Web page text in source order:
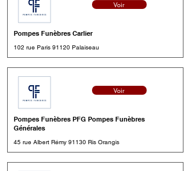
Voir
Pompes Funèbres Carlier
102 rue Paris 91120 Palaiseau
Voir
Pompes Funèbres PFG Pompes Funèbres
Générales
45 rue Albert Rémy 91130 Ris Orangis